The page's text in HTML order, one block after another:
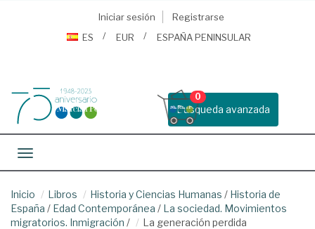
Iniciar sesión
Registrarse
ES
EUR ESPAÑA PENINSULAR
Busqueda avanzada
0
Toggle navigation
Inicio Libros Historia y Ciencias Humanas / Historia de
España / Edad Contemporánea / La sociedad. Movimientos
migratorios. Inmigración / La generación perdida